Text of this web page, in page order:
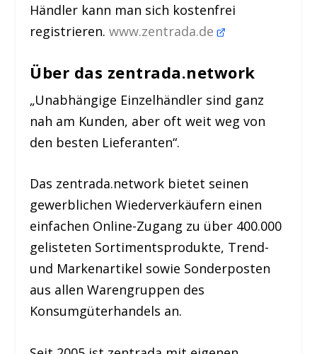
Händler kann man sich kostenfrei
registrieren.www.zentrada.de
Über das zentrada.network
„Unabhängige Einzelhändler sind ganz
nah am Kunden, aber oft weit weg von
den besten Lieferanten“.
Das zentrada.network bietet seinen
gewerblichen Wiederverkäufern einen
einfachen Online-Zugang zu über 400.000
gelisteten Sortimentsprodukte, Trend-
und Markenartikel sowie Sonderposten
aus allen Warengruppen des
Konsumgüterhandels an.